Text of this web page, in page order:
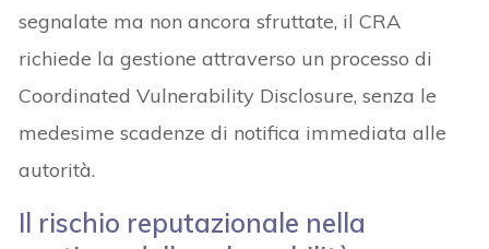
segnalate ma non ancora sfruttate, il CRA
richiede la gestione attraverso un processo di
Coordinated Vulnerability Disclosure, senza le
medesime scadenze di notifica immediata alle
autorità.
Il rischio reputazionale nella